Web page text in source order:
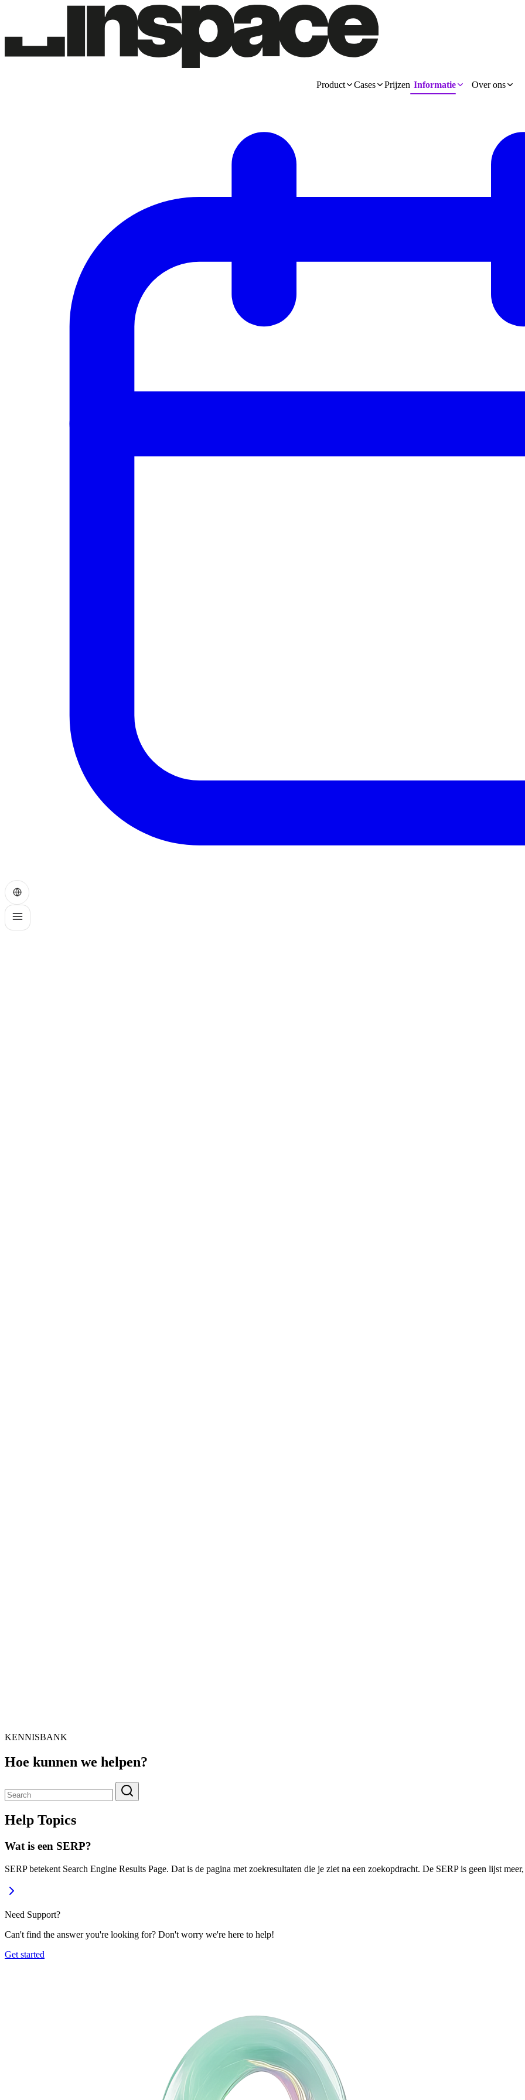
Product Cases Prijzen Informatie Over ons
KENNISBANK
Hoe kunnen we helpen?
Help Topics
Wat is een SERP?
SERP betekent Search Engine Results Page. Dat is de pagina met zoekresultaten die je ziet na een zoekopdracht. De SERP is geen lijst
Need Support?
Can't find the answer you're looking for? Don't worry we're here to help!
Get started